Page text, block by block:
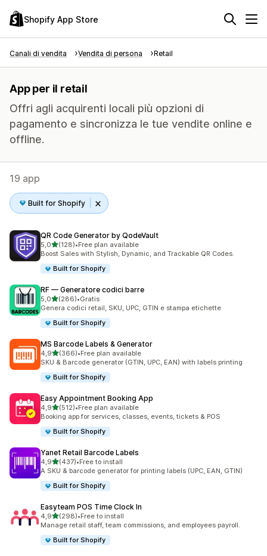
Shopify App Store
Canali di vendita Vendita di persona Retail
App per il retail
Offri agli acquirenti locali più opzioni di
pagamento e sincronizza le tue vendite online e
offline.
19 app
Built for Shopify
QR Code Generator by QodeVault
5,0stelle su 5
(128)
128 recensioni totali
•Free plan available
Boost Sales with Stylish, Dynamic, and Trackable QR Codes.
Built for Shopify
RF — Generatore codici barre
5,0stelle su 5
(286)
286 recensioni totali
•Gratis
Genera codici retail, SKU, UPC, GTIN e stampa etichette
Built for Shopify
MS Barcode Labels & Generator
4,9stelle su 5
(366)
366 recensioni totali
•Free plan available
SKU & Barcode generator (GTIN, UPC, EAN) with labels printing
Built for Shopify
Easy Appointment Booking App
4,9stelle su 5
(512)
512 recensioni totali
•Free plan available
Booking app for services, classes, events, tickets & POS
Built for Shopify
Yanet Retail Barcode Labels
4,9stelle su 5
(437)
437 recensioni totali
•Free to install
A SKU & barcode generator for printing labels (UPC, EAN, GTIN)
Built for Shopify
Easyteam POS Time Clock In
4,9stelle su 5
(298)
298 recensioni totali
•Free to install
Manage retail staff, team commissions, and employees payroll.
Built for Shopify